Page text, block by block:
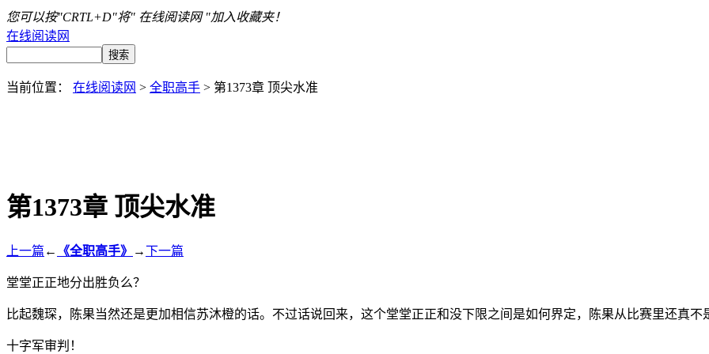
您可以按"CRTL+D"将" 在线阅读网 "加入收藏夹！
在线阅读网
当前位置： 在线阅读网 > 全职高手 > 第1373章 顶尖水准
第1373章 顶尖水准
上一篇 ← 《全职高手》 →下一篇
堂堂正正地分出胜负么？
比起魏琛，陈果当然还是更加相信苏沐橙的话。不过话说回来，这个堂堂正正和没下限之间是如何界定，陈果从比赛里还真不
十字军审判！